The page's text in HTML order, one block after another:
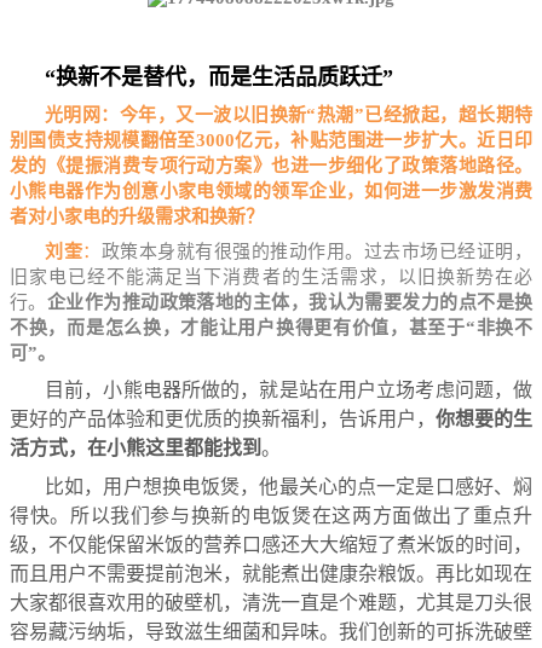
“换新不是替代，而是生活品质跃迁”
光明网：今年，又一波以旧换新“热潮”已经掀起，超长期特
别国债支持规模翻倍至3000亿元，补贴范围进一步扩大。近日印
发的《提振消费专项行动方案》也进一步细化了政策落地路径。
小熊电器作为创意小家电领域的领军企业，如何进一步激发消费
者对小家电的升级需求和换新？
刘奎： 政策本身就有很强的推动作用。过去市场已经证明，
旧家电已经不能满足当下消费者的生活需求，以旧换新势在必
行。 企业作为推动政策落地的主体，我认为需要发力的点不是换
不换，而是怎么换，才能让用户换得更有价值，甚至于“非换不
可”。
目前，小熊电器所做的，就是站在用户立场考虑问题，做
更好的产品体验和更优质的换新福利，告诉用户， 你想要的生
活方式，在小熊这里都能找到 。
比如，用户想换电饭煲，他最关心的点一定是口感好、焖
得快。所以我们参与换新的电饭煲在这两方面做出了重点升
级，不仅能保留米饭的营养口感还大大缩短了煮米饭的时间，
而且用户不需要提前泡米，就能煮出健康杂粮饭。再比如现在
大家都很喜欢用的破壁机，清洗一直是个难题，尤其是刀头很
容易藏污纳垢，导致滋生细菌和异味。我们创新的可拆洗破壁